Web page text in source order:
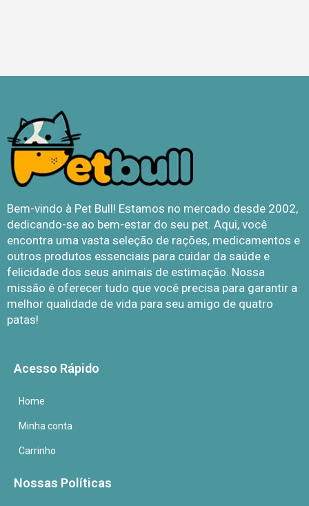
Bem-vindo à Pet Bull! Estamos no mercado desde 2002,
dedicando-se ao bem-estar do seu pet. Aqui, você
encontra uma vasta seleção de rações, medicamentos e
outros produtos essenciais para cuidar da saúde e
felicidade dos seus animais de estimação. Nossa
missão é oferecer tudo que você precisa para garantir a
melhor qualidade de vida para seu amigo de quatro
patas!
Acesso Rápido
Home
Minha conta
Carrinho
Nossas Políticas